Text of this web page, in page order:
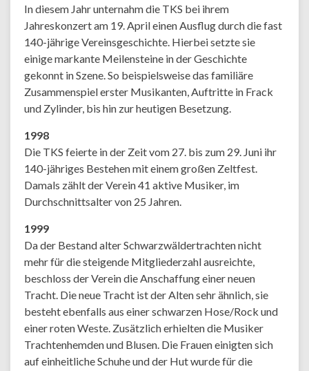
In diesem Jahr unternahm die TKS bei ihrem
Jahreskonzert am 19. April einen Ausflug durch die fast
140-jährige Vereinsgeschichte. Hierbei setzte sie
einige markante Meilensteine in der Geschichte
gekonnt in Szene. So beispielsweise das familiäre
Zusammenspiel erster Musikanten, Auftritte in Frack
und Zylinder, bis hin zur heutigen Besetzung.
1998
Die TKS feierte in der Zeit vom 27. bis zum 29. Juni ihr
140-jähriges Bestehen mit einem großen Zeltfest.
Damals zählt der Verein 41 aktive Musiker, im
Durchschnittsalter von 25 Jahren.
1999
Da der Bestand alter Schwarzwäldertrachten nicht
mehr für die steigende Mitgliederzahl ausreichte,
beschloss der Verein die Anschaffung einer neuen
Tracht. Die neue Tracht ist der Alten sehr ähnlich, sie
besteht ebenfalls aus einer schwarzen Hose/Rock und
einer roten Weste. Zusätzlich erhielten die Musiker
Trachtenhemden und Blusen. Die Frauen einigten sich
auf einheitliche Schuhe und der Hut wurde für die